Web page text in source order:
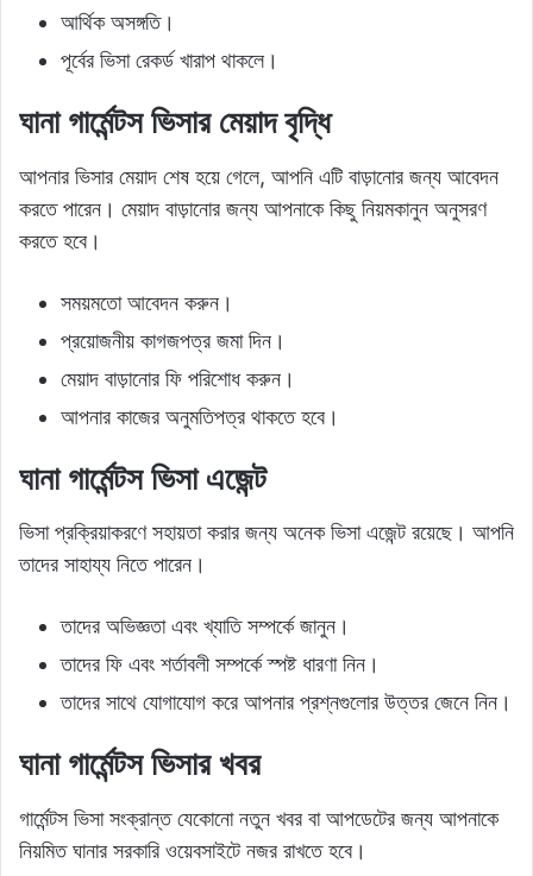
আর্থিক অসঙ্গতি।
পূর্বের ভিসা রেকর্ড খারাপ থাকলে।
ঘানা গার্মেন্টস ভিসার মেয়াদ বৃদ্ধি
আপনার ভিসার মেয়াদ শেষ হয়ে গেলে, আপনি এটি বাড়ানোর জন্য আবেদন
করতে পারেন। মেয়াদ বাড়ানোর জন্য আপনাকে কিছু নিয়মকানুন অনুসরণ
করতে হবে।
সময়মতো আবেদন করুন।
প্রয়োজনীয় কাগজপত্র জমা দিন।
মেয়াদ বাড়ানোর ফি পরিশোধ করুন।
আপনার কাজের অনুমতিপত্র থাকতে হবে।
ঘানা গার্মেন্টস ভিসা এজেন্ট
ভিসা প্রক্রিয়াকরণে সহায়তা করার জন্য অনেক ভিসা এজেন্ট রয়েছে। আপনি
তাদের সাহায্য নিতে পারেন।
তাদের অভিজ্ঞতা এবং খ্যাতি সম্পর্কে জানুন।
তাদের ফি এবং শর্তাবলী সম্পর্কে স্পষ্ট ধারণা নিন।
তাদের সাথে যোগাযোগ করে আপনার প্রশ্নগুলোর উত্তর জেনে নিন।
ঘানা গার্মেন্টস ভিসার খবর
গার্মেন্টস ভিসা সংক্রান্ত যেকোনো নতুন খবর বা আপডেটের জন্য আপনাকে
নিয়মিত ঘানার সরকারি ওয়েবসাইটে নজর রাখতে হবে।